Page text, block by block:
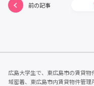
前の記事
広島大学生で、東広島市の賃貸
域密着、東広島市内賃貸物件管